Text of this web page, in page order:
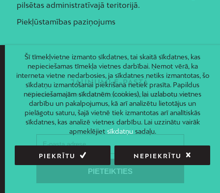
pilsētas administratīvajā teritorijā.
Piekļūstamības paziņojums
JAUNUMI E-PASTĀ
Piesakies un saņem jaunāko informāciju savā e-pastā!
Šī tīmekļvietne izmanto sīkdatnes, tai skaitā sīkdatnes, kas
nepieciešamas tīmekļa vietnes darbībai. Ņemot vērā, ka
interneta vietne nedarbosies, ja sīkdatnes netiks izmantotas, šo
sīkdatņu izmantošanai piekrišana netiek prasīta. Papildus
nepieciešamajām sīkdatnēm (cookies), lai uzlabotu vietnes
darbību un pakalpojumus, kā arī analizētu lietotājus un
pielāgotu saturu, šajā vietnē tiek izmantotas arī analītiskās
sīkdatnes, kas analizē vietnes darbību. Lai uzzinātu vairāk
apmeklējiet sīkdatņusadaļu.
PIEKRĪTU NEPIEKRĪTU